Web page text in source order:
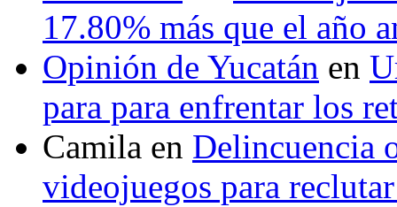
17.80% más que el año
Opinión de Yucatán en
para para enfrentar los
Camila en Delincuencia
videojuegos para